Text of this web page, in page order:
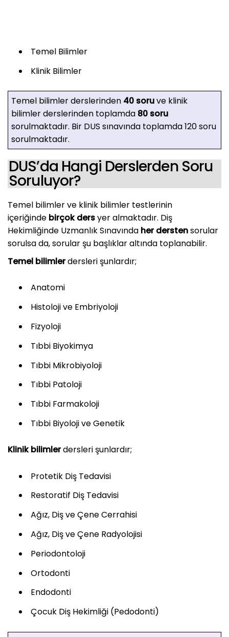
Temel Bilimler
Klinik Bilimler
Temel bilimler derslerinden 40 soruve klinik
bilimler derslerinden toplamda 80 soru
sorulmaktadır. Bir DUS sınavında toplamda 120 soru
sorulmaktadır.
DUS’da Hangi Derslerden Soru
Soruluyor?
Temel bilimler ve klinik bilimler testlerinin
içeriğinde birçok dersyer almaktadır. Diş
Hekimliğinde Uzmanlık Sınavında her derstensorular
sorulsa da, sorular şu başlıklar altında toplanabilir.
Temel bilimlerdersleri şunlardır;
Anatomi
Histoloji ve Embriyoloji
Fizyoloji
Tıbbi Biyokimya
Tıbbi Mikrobiyoloji
Tıbbi Patoloji
Tıbbi Farmakoloji
Tıbbi Biyoloji ve Genetik
Klinik bilimlerdersleri şunlardır;
Protetik Diş Tedavisi
Restoratif Diş Tedavisi
Ağız, Diş ve Çene Cerrahisi
Ağız, Diş ve Çene Radyolojisi
Periodontoloji
Ortodonti
Endodonti
Çocuk Diş Hekimliği (Pedodonti)